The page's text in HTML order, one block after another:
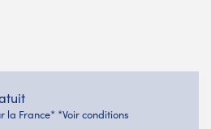
France* *Voir conditions